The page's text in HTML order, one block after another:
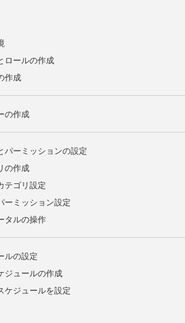
ロールの作成
作成
の作成
パーミッションの設定
の作成
テゴリ設定
ーミッション設定
タルの操作
ルの設定
ジュールの作成
ケジュールを設定